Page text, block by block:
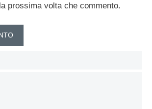
prossima volta che commento.